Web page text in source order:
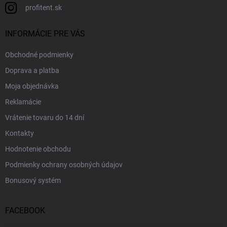
profitent.sk
INFORMÁCIE PRE VÁS
Obchodné podmienky
Doprava a platba
Moja objednávka
Reklamácie
Vrátenie tovaru do 14 dní
Kontakty
Hodnotenie obchodu
Podmienky ochrany osobných údajov
Bonusový systém
FACEBOOK